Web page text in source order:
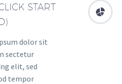
START
dolor sit
sectetur
elit, sed
tempor

